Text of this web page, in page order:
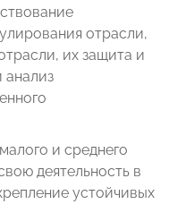
отрасли,
их защита и
анализ
и среднего
деятельность в
устойчивых